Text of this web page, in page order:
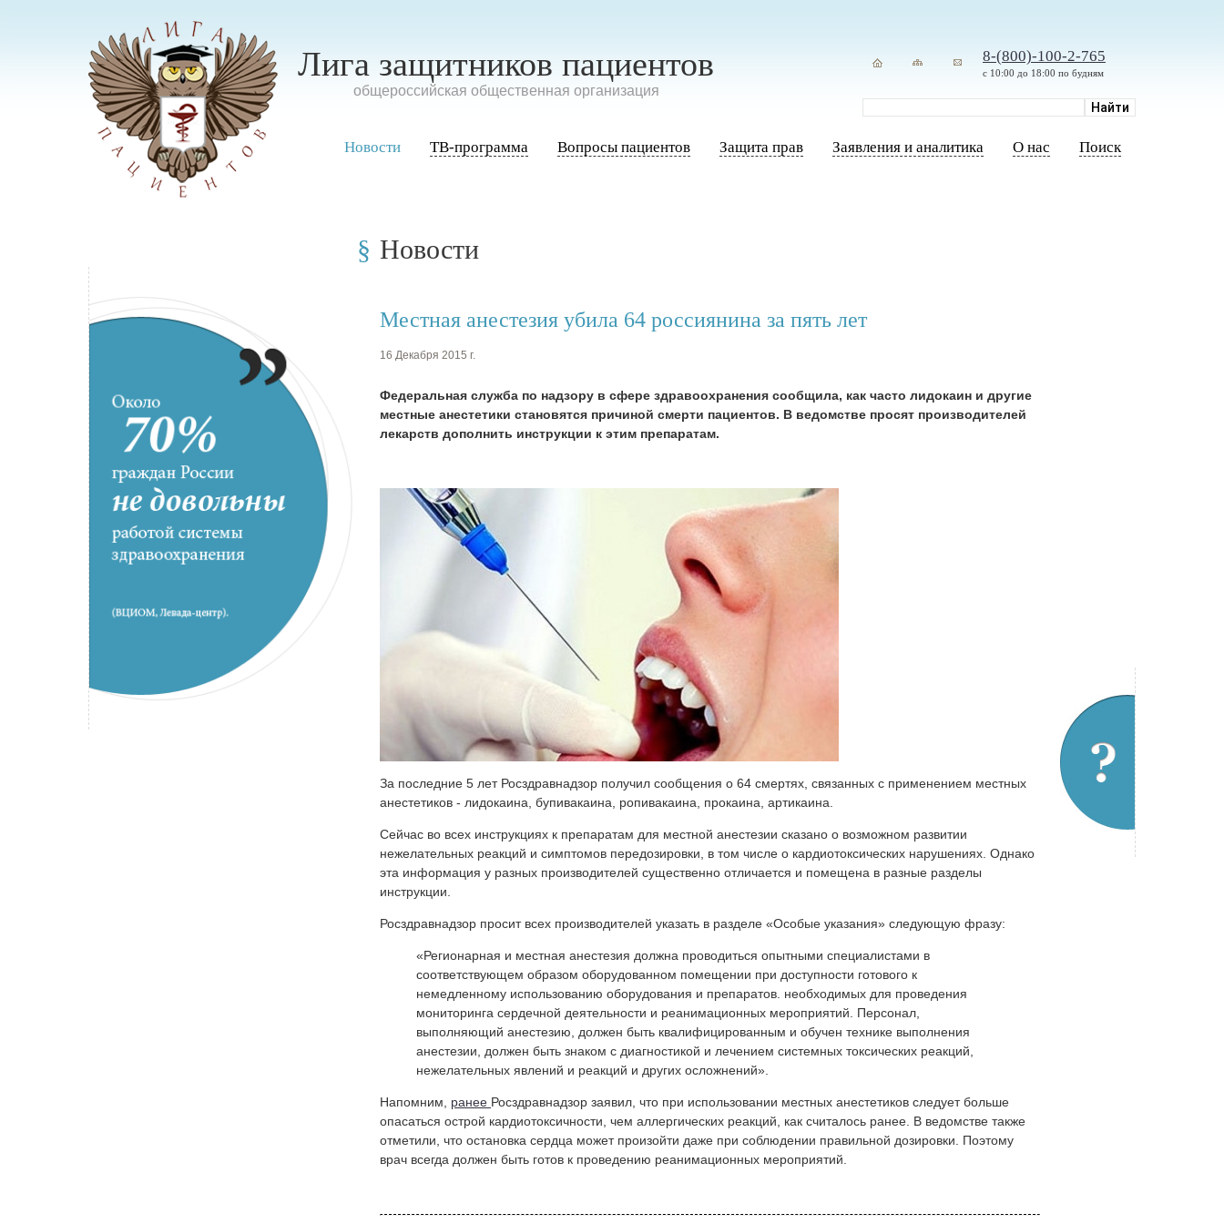
Лига защитников пациентов
oбщероссийская общественная организация
8-(800)-100-2-765
с 10:00 до 18:00 по будням
Новости ТВ-программа Вопросы пациентов Защита прав Заявления и аналитика О нас Поиск
Новости
Местная анестезия убила 64 россиянина за пять лет
16 Декабря 2015 г.
Федеральная служба по надзору в сфере здравоохранения сообщила, как часто лидокаин и другие
местные анестетики становятся причиной смерти пациентов. В ведомстве просят производителей
лекарств дополнить инструкции к этим препаратам.
За последние 5 лет Росздравнадзор получил сообщения о 64 смертях, связанных с применением местных
анестетиков - лидокаина, бупивакаина, ропивакаина, прокаина, артикаина.
Сейчас во всех инструкциях к препаратам для местной анестезии сказано о возможном развитии
нежелательных реакций и симптомов передозировки, в том числе о кардиотоксических нарушениях. Однако
эта информация у разных производителей существенно отличается и помещена в разные разделы
инструкции.
Росздравнадзор просит всех производителей указать в разделе «Особые указания» следующую фразу:
«Регионарная и местная анестезия должна проводиться опытными специалистами в
соответствующем образом оборудованном помещении при доступности готового к
немедленному использованию оборудования и препаратов. необходимых для проведения
мониторинга сердечной деятельности и реанимационных мероприятий. Персонал,
выполняющий анестезию, должен быть квалифицированным и обучен технике выполнения
анестезии, должен быть знаком с диагностикой и лечением системных токсических реакций,
нежелательных явлений и реакций и других осложнений».
Напомним, ранее Росздравнадзор заявил, что при использовании местных анестетиков следует больше
опасаться острой кардиотоксичности, чем аллергических реакций, как считалось ранее. В ведомстве также
отметили, что остановка сердца может произойти даже при соблюдении правильной дозировки. Поэтому
врач всегда должен быть готов к проведению реанимационных мероприятий.